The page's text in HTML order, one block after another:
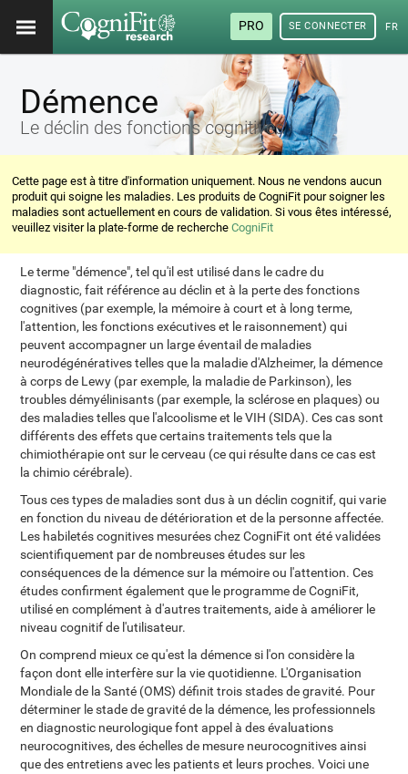
PRO SE CONNECTER
Démence
Le déclin des fonctions cognitives
Cette page est à titre d'information uniquement. Nous ne vendons aucun
produit qui soigne les maladies. Les produits de CogniFit pour soigner les
maladies sont actuellement en cours de validation. Si vous êtes intéressé,
veuillez visiter la plate-forme de rechercheCogniFit
Le terme "démence", tel qu'il est utilisé dans le cadre du
diagnostic, fait référence au déclin et à la perte des fonctions
cognitives (par exemple, la mémoire à court et à long terme,
l'attention, les fonctions exécutives et le raisonnement) qui
peuvent accompagner un large éventail de maladies
neurodégénératives telles que la maladie d'Alzheimer, la démence
à corps de Lewy (par exemple, la maladie de Parkinson), les
troubles démyélinisants (par exemple, la sclérose en plaques) ou
des maladies telles que l'alcoolisme et le VIH (SIDA). Ces cas sont
différents des effets que certains traitements tels que la
chimiothérapie ont sur le cerveau (ce qui résulte dans ce cas est
la chimio cérébrale).
Tous ces types de maladies sont dus à un déclin cognitif, qui varie
en fonction du niveau de détérioration et de la personne affectée.
Les habiletés cognitives mesurées chez CogniFit ont été validées
scientifiquement par de nombreuses études sur les
conséquences de la démence sur la mémoire ou l'attention. Ces
études confirment également que le programme de CogniFit,
utilisé en complément à d'autres traitements, aide à améliorer le
niveau cognitif de l'utilisateur.
On comprend mieux ce qu'est la démence si l'on considère la
façon dont elle interfère sur la vie quotidienne. L'Organisation
Mondiale de la Santé (OMS) définit trois stades de gravité. Pour
déterminer le stade de gravité de la démence, les professionnels
en diagnostic neurologique font appel à des évaluations
neurocognitives, des échelles de mesure neurocognitives ainsi
que des entretiens avec les patients et leurs proches. Voici une